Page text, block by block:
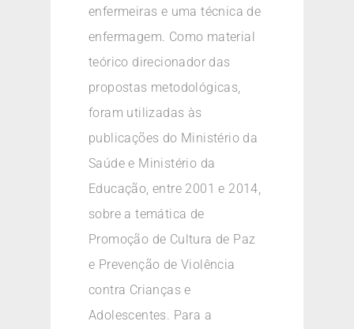
enfermeiras e uma técnica de
enfermagem. Como material
teórico direcionador das
propostas metodológicas,
foram utilizadas às
publicações do Ministério da
Saúde e Ministério da
Educação, entre 2001 e 2014,
sobre a temática de
Promoção de Cultura de Paz
e Prevenção de Violência
contra Crianças e
Adolescentes. Para a